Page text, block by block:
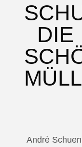
DIE
Andrè